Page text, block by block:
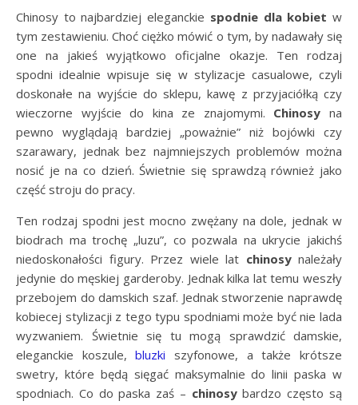
Chinosy to najbardziej eleganckie spodnie dla kobiet w
tym zestawieniu. Choć ciężko mówić o tym, by nadawały się
one na jakieś wyjątkowo oficjalne okazje. Ten rodzaj
spodni idealnie wpisuje się w stylizacje casualowe, czyli
doskonałe na wyjście do sklepu, kawę z przyjaciółką czy
wieczorne wyjście do kina ze znajomymi. Chinosy na
pewno wyglądają bardziej „poważnie” niż bojówki czy
szarawary, jednak bez najmniejszych problemów można
nosić je na co dzień. Świetnie się sprawdzą również jako
część stroju do pracy.
Ten rodzaj spodni jest mocno zwężany na dole, jednak w
biodrach ma trochę „luzu”, co pozwala na ukrycie jakichś
niedoskonałości figury. Przez wiele lat chinosynależały
jedynie do męskiej garderoby. Jednak kilka lat temu weszły
przebojem do damskich szaf. Jednak stworzenie naprawdę
kobiecej stylizacji z tego typu spodniami może być nie lada
wyzwaniem. Świetnie się tu mogą sprawdzić damskie,
eleganckie koszule,bluzki szyfonowe, a także krótsze
swetry, które będą sięgać maksymalnie do linii paska w
spodniach. Co do paska zaś – chinosybardzo często są